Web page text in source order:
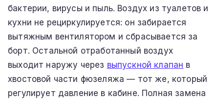
бактерии, вирусы и пыль. Воздух из туалетов и
кухни не рециркулируется: он забирается
вытяжным вентилятором и сбрасывается за
борт. Остальной отработанный воздух
выходит наружу через выпускной клапан в
хвостовой части фюзеляжа — тот же, который
регулирует давление в кабине. Полная замена